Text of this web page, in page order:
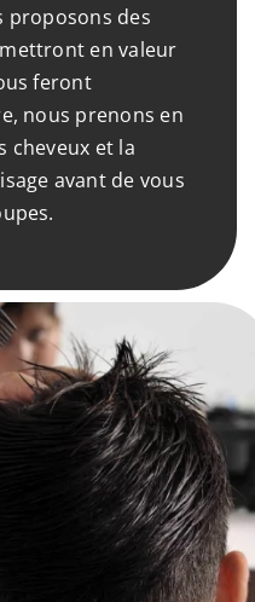
proposons des
en valeur
feront
nous prenons en
cheveux et la
avant de vous